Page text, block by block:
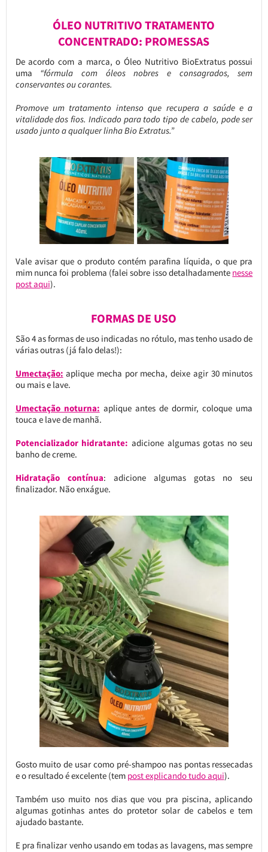
ÓLEO NUTRITIVO TRATAMENTO
CONCENTRADO: PROMESSAS
De acordo com a marca, o Óleo Nutritivo BioExtratus possui
uma “fórmula com óleos nobres e consagrados, sem
conservantes ou corantes.
Promove um tratamento intenso que recupera a saúde e a
vitalidade dos fios. Indicado para todo tipo de cabelo, pode ser
usado junto a qualquer linha Bio Extratus.”
Vale avisar que o produto contém parafina líquida, o que pra
mim nunca foi problema (falei sobre isso detalhadamente nesse
post aqui).
FORMAS DE USO
São 4 as formas de uso indicadas no rótulo, mas tenho usado de
várias outras (já falo delas!):
Umectação: aplique mecha por mecha, deixe agir 30 minutos
ou mais e lave.
Umectação noturna: aplique antes de dormir, coloque uma
touca e lave de manhã.
Potencializador hidratante: adicione algumas gotas no seu
banho de creme.
Hidratação contínua: adicione algumas gotas no seu
finalizador. Não enxágue.
Gosto muito de usar como pré-shampoo nas pontas ressecadas
e o resultado é excelente (tem post explicando tudo aqui).
Também uso muito nos dias que vou pra piscina, aplicando
algumas gotinhas antes do protetor solar de cabelos e tem
ajudado bastante.
E pra finalizar venho usando em todas as lavagens, mas sempre